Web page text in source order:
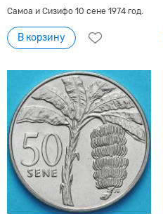
Самоа и Сизифо 10 сене 1974 год.
В корзину